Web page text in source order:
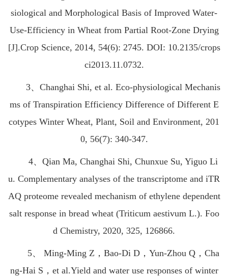
siological and Morphological Basis of Improved Water-
Use-Efficiency in Wheat from Partial Root-Zone Drying
[J].Crop Science, 2014, 54(6): 2745. DOI: 10.2135/crops
ci2013.11.0732.
3、Changhai Shi, et al. Eco-physiological Mechanis
ms of Transpiration Efficiency Difference of Different E
cotypes Winter Wheat, Plant, Soil and Environment, 201
0, 56(7): 340-347.
4、Qian Ma, Changhai Shi, Chunxue Su, Yiguo Li
u. Complementary analyses of the transcriptome and iTR
AQ proteome revealed mechanism of ethylene dependent
salt response in bread wheat (Triticum aestivum L.). Foo
d Chemistry, 2020, 325, 126866.
5、 Ming-Ming Z，Bao-Di D，Yun-Zhou Q，Cha
ng-Hai S，et al.Yield and water use responses of winter